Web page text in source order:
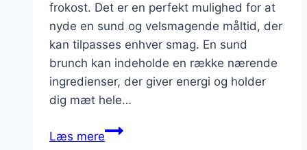
frokost. Det er en perfekt mulighed for at
nyde en sund og velsmagende måltid, der
kan tilpasses enhver smag. En sund
brunch kan indeholde en række nærende
ingredienser, der giver energi og holder
dig mæt hele…
Læs meresund